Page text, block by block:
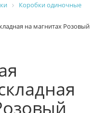
Коробки одиночные
на магнитах Розовый